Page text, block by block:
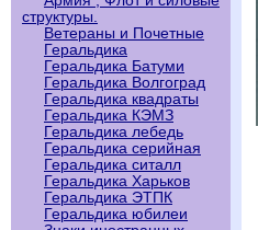
структуры.
Ветераны и Почетные
Геральдика
Геральдика Батуми
Геральдика Волгоград
Геральдика квадраты
Геральдика КЭМЗ
Геральдика лебедь
Геральдика серийная
Геральдика ситалл
Геральдика Харьков
Геральдика ЭТПК
Геральдика юбилеи